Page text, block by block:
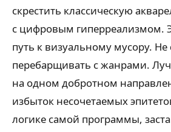
скрестить классическую
с цифровым гиперреализмом.
путь к визуальному мусору. Не
перебарщивать с жанрами.
на одном добротном
избыток несочетаемых
логике самой программы,